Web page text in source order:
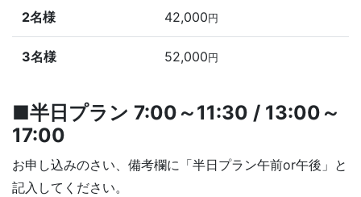
2名様 42,000 円
3名様 52,000 円
■半日プラン 7:00～11:30 / 13:00～
17:00
お申し込みのさい、備考欄に「半日プラン午前or午後」と
記入してください。